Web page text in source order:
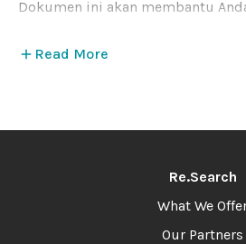
Dokumen ini akan membantu
tantangan dan peluang yang perlu
Read More
Re.Search
What We
Our Partners